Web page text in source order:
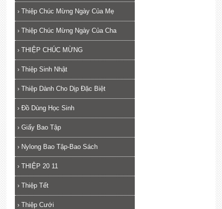
› Thiệp Chúc Mừng Ngày Của Mẹ
› Thiệp Chúc Mừng Ngày Của Cha
› THIỆP CHÚC MỪNG
› Thiệp Sinh Nhật
› Thiệp Dành Cho Dịp Đặc Biệt
› Đồ Dùng Học Sinh
› Giấy Bao Tập
› Nylong Bao Tập-Bao Sách
› THIỆP 20 11
› Thiệp Tết
› Thiệp Cưới